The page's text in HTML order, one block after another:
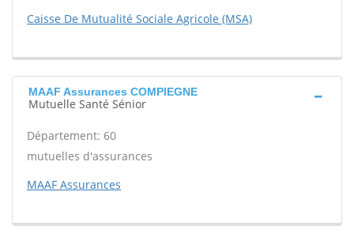
Caisse De Mutualité Sociale Agricole (MSA)
MAAF Assurances COMPIEGNE
Mutuelle Santé Sénior
Département: 60
mutuelles d'assurances
MAAF Assurances